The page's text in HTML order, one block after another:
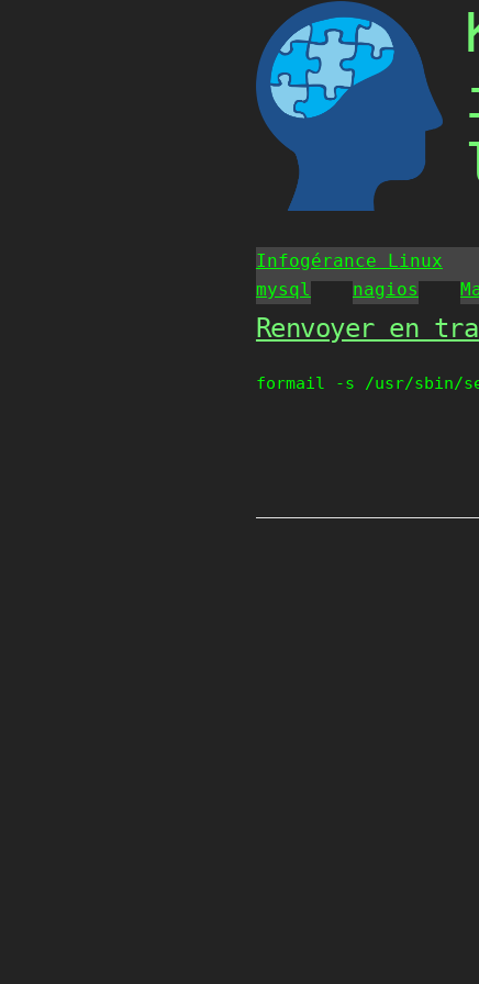
Skip
to
content
Infogérance Linux
mysql
nagios
Renvoyer en
formail -s /usr/sbin/